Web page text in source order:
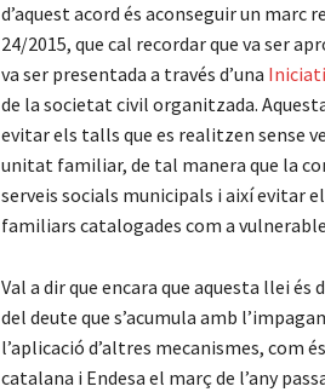
d’aquest acord és aconseguir un
24/2015, que cal recordar que va ser
va ser presentada a través d’una
de la societat civil organitzada.
evitar els talls que es realitzen sense
unitat familiar, de tal manera que la
serveis socials municipals i així evitar
familiars catalogades com a
Val a dir que encara que aquesta llei
del deute que s’acumula amb
l’aplicació d’altres mecanismes, com
catalana i Endesa el març de l’any